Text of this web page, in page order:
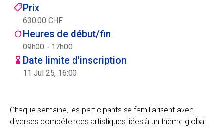
Contact
Panier
Prix
630.00 CHF
Heures de début/fin
09h00 - 17h00
Date limite d'inscription
11 Jul 25, 16:00
Chaque semaine, les participants se familiarisent avec
diverses compétences artistiques liées à un thème global.